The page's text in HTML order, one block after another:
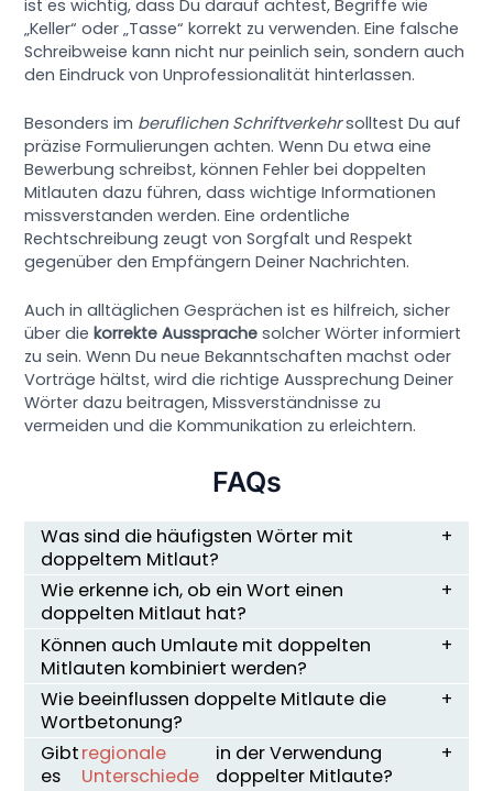
ist es wichtig, dass Du darauf achtest, Begriffe wie
„Keller“ oder „Tasse“ korrekt zu verwenden. Eine falsche
Schreibweise kann nicht nur peinlich sein, sondern auch
den Eindruck von Unprofessionalität hinterlassen.
Besonders im beruflichen Schriftverkehrsolltest Du auf
präzise Formulierungen achten. Wenn Du etwa eine
Bewerbung schreibst, können Fehler bei doppelten
Mitlauten dazu führen, dass wichtige Informationen
missverstanden werden. Eine ordentliche
Rechtschreibung zeugt von Sorgfalt und Respekt
gegenüber den Empfängern Deiner Nachrichten.
Auch in alltäglichen Gesprächen ist es hilfreich, sicher
über diekorrekte Aussprache solcher Wörter informiert
zu sein. Wenn Du neue Bekanntschaften machst oder
Vorträge hältst, wird die richtige Aussprechung Deiner
Wörter dazu beitragen, Missverständnisse zu
vermeiden und die Kommunikation zu erleichtern.
FAQs
Was sind die häufigsten Wörter mit
doppeltem Mitlaut?
Wie erkenne ich, ob ein Wort einen
doppelten Mitlaut hat?
Können auch Umlaute mit doppelten
Mitlauten kombiniert werden?
Wie beeinflussen doppelte Mitlaute die
Wortbetonung?
Gibt
es
regionale
Unterschiede
in der Verwendung
doppelter Mitlaute?